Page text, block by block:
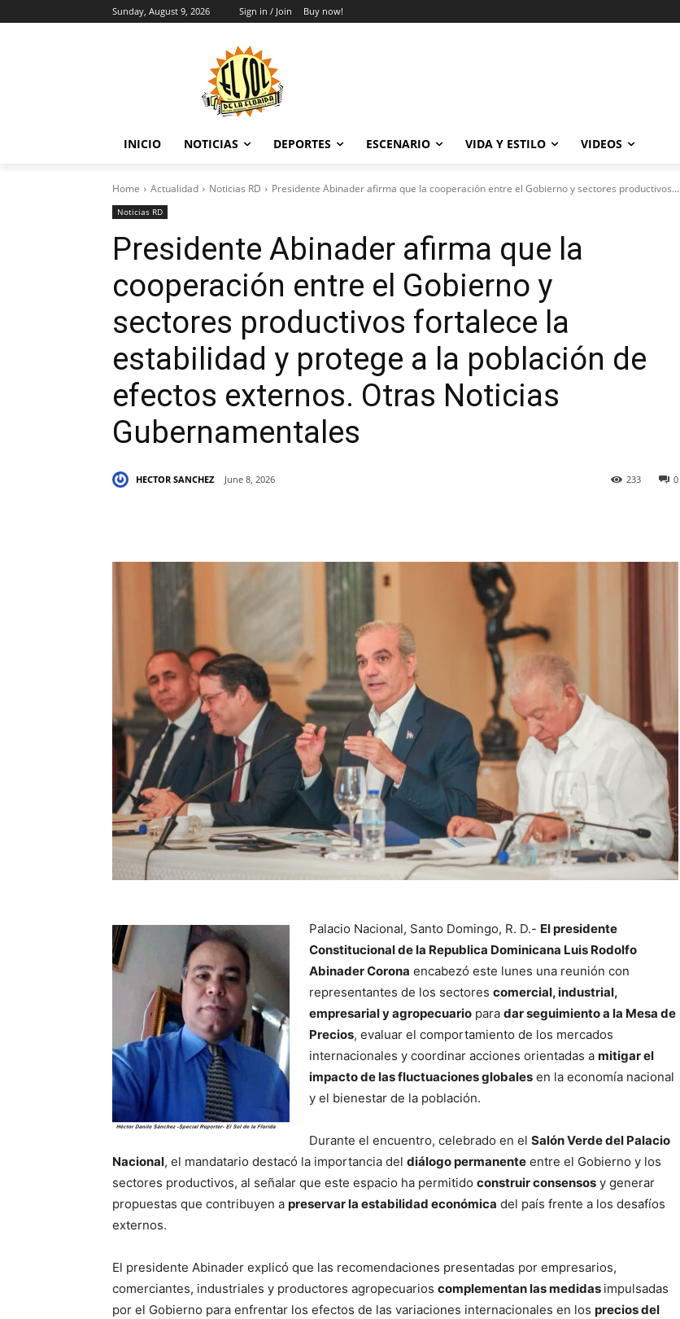
Sunday, August 9, 2026 Sign in / Join Buy now!
INICIO NOTICIAS DEPORTES ESCENARIO VIDA Y ESTILO VIDEOS
Home Actualidad Noticias RD Presidente Abinader afirma que la cooperación entre el Gobierno y sectores productivos...
Noticias RD
Presidente Abinader afirma que la
cooperación entre el Gobierno y
sectores productivos fortalece la
estabilidad y protege a la población de
efectos externos. Otras Noticias
Gubernamentales
HECTOR SANCHEZ June 8, 2026 0
233
Palacio Nacional, Santo Domingo, R. D.- El presidente
Constitucional de la Republica Dominicana Luis Rodolfo
Abinader Corona encabezó este lunes una reunión con
representantes de los sectores comercial, industrial,
empresarial y agropecuario para dar seguimiento a la Mesa de
Precios, evaluar el comportamiento de los mercados
internacionales y coordinar acciones orientadas a mitigar el
impacto de las fluctuaciones globales en la economía nacional
y el bienestar de la población.
Durante el encuentro, celebrado en el Salón Verde del Palacio
Nacional, el mandatario destacó la importancia del diálogo permanente entre el Gobierno y los
sectores productivos, al señalar que este espacio ha permitido construir consensos y generar
propuestas que contribuyen a preservar la estabilidad económica del país frente a los desafíos
externos.
El presidente Abinader explicó que las recomendaciones presentadas por empresarios,
comerciantes, industriales y productores agropecuarios complementan las medidas impulsadas
por el Gobierno para enfrentar los efectos de las variaciones internacionales en los precios del